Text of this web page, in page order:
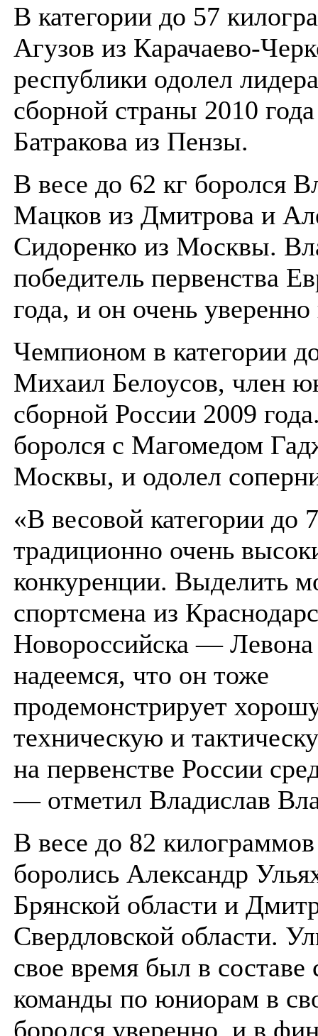
В категории до 57
Агузов из Карачаево-
республики одолел
сборной страны 2010
Батракова из Пензы.
В весе до 62 кг боролся
Мацков из Дмитрова и
Сидоренко из Москвы.
победитель первенства
года, и он очень
Чемпионом в категории
Михаил Белоусов, член
сборной России 2009
боролся с Магомедом
Москвы, и одолел
«В весовой категории до
традиционно очень
конкуренции. Выделить
спортсмена из
Новороссийска —
надеемся, что он тоже
продемонстрирует
техническую и
на первенстве России
— отметил Владислав
В весе до 82
боролись Александр
Брянской области и
Свердловской области.
свое время был в составе
команды по юниорам в
боролся уверенно, и в